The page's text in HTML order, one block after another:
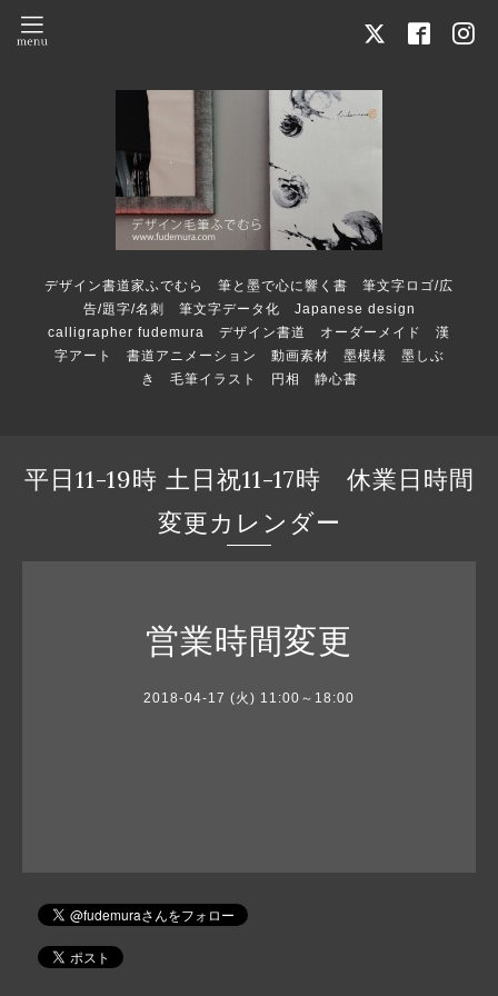
デザイン書道家ふでむら 筆と墨で心に響く書 筆文字ロゴ/広
告/題字/名刺 筆文字データ化 Japanese design
calligrapher fudemura デザイン書道 オーダーメイド 漢
字アート 書道アニメーション 動画素材 墨模様 墨しぶ
き 毛筆イラスト 円相 静心書
平日11-19時 土日祝11-17時 休業日時間
変更カレンダー
営業時間変更
2018-04-17 (火) 11:00～18:00